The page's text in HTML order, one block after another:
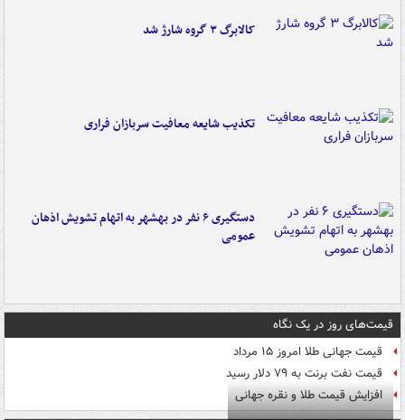
کالابرگ ۳ گروه شارژ شد
تکذیب شایعه معافیت سربازان فراری
دستگیری ۶ نفر در بهشهر به اتهام تشویش اذهان
عمومی
قیمت‌های روز در یک نگاه
قیمت جهانی طلا امروز ۱۵ مرداد
قیمت نفت برنت به ۷۹ دلار رسید
افزایش قیمت طلا و نقره جهانی